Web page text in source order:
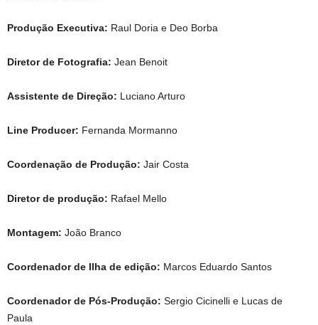
Produção Executiva: Raul Doria e Deo Borba
Diretor de Fotografia: Jean Benoit
Assistente de Direção: Luciano Arturo
Line Producer: Fernanda Mormanno
Coordenação de Produção: Jair Costa
Diretor de produção: Rafael Mello
Montagem: João Branco
Coordenador de Ilha de edição: Marcos Eduardo Santos
Coordenador de Pós-Produção: Sergio Cicinelli e Lucas de
Paula